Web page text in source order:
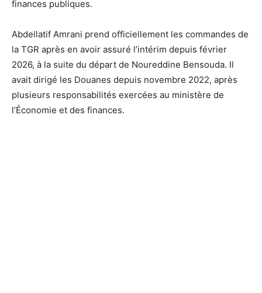
finances publiques.
Abdellatif Amrani prend officiellement les commandes de
la TGR après en avoir assuré l’intérim depuis février
2026, à la suite du départ de Noureddine Bensouda. Il
avait dirigé les Douanes depuis novembre 2022, après
plusieurs responsabilités exercées au ministère de
l’Économie et des finances.